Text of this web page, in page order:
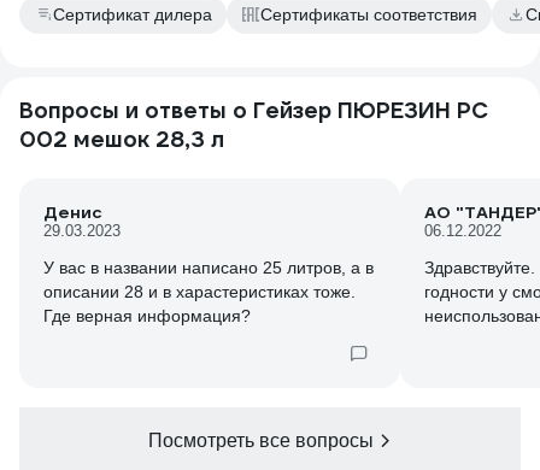
Сертификат дилера Сертификаты соответствия
Вопросы и ответы о Гейзер ПЮРЕЗИН РС
002 мешок 28,3 л
Денис
29.03.2023
У вас в названии написано 25 литров, а в
описании 28 и в харастеристиках тоже.
Где верная информация?
АО
06.12.2022
годности у
Посмотреть все вопросы